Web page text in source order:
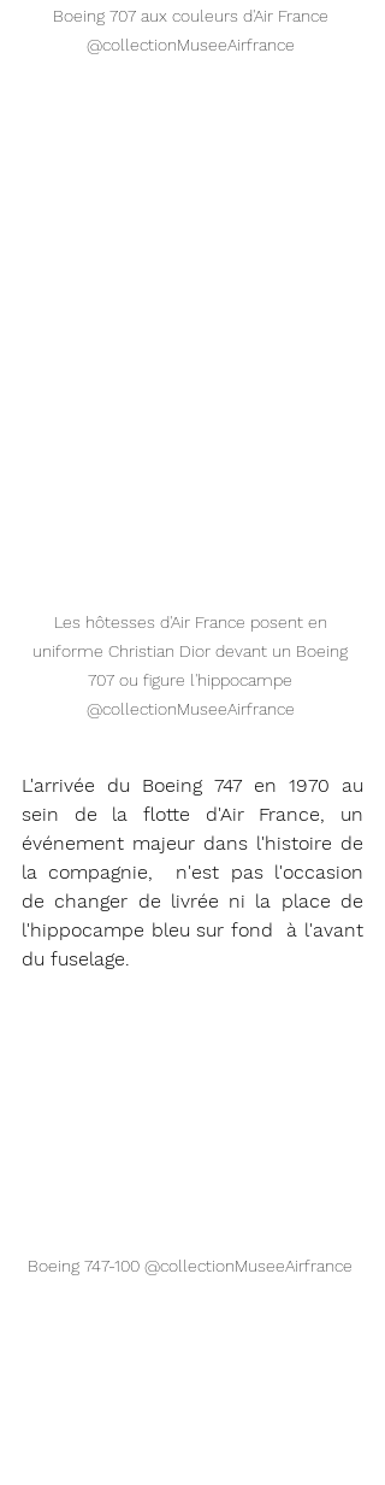
Boeing 707 aux couleurs d'Air France
@collectionMuseeAirfrance
Les hôtesses d'Air France posent en
uniforme Christian Dior devant un Boeing
707 ou figure l'hippocampe
@collectionMuseeAirfrance
L'arrivée du Boeing 747 en 1970 au
sein de la flotte d'Air France, un
événement majeur dans l'histoire de
la compagnie,  n'est pas l'occasion
de changer de livrée ni la place de
l'hippocampe bleu sur fond  à l'avant
du fuselage.
Boeing 747-100 @collectionMuseeAirfrance